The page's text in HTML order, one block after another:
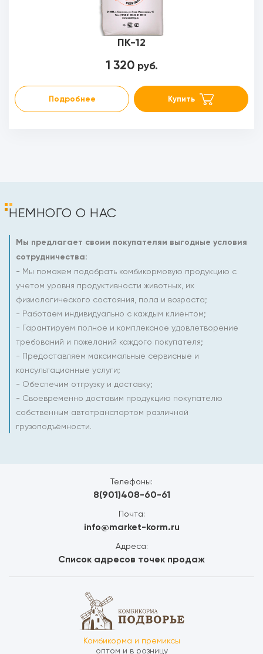
ПК-12
1 320руб.
Подробнее Купить
НЕМНОГО О НАС
Мы предлагает своим покупателям выгодные условия
сотрудничества:
- Мы поможем подобрать комбикормовую продукцию с
учетом уровня продуктивности животных, их
физиологического состояния, пола и возраста;
- Работаем индивидуально с каждым клиентом;
- Гарантируем полное и комплексное удовлетворение
требований и пожеланий каждого покупателя;
- Предоставляем максимальные сервисные и
консультационные услуги;
- Обеспечим отгрузку и доставку;
- Своевременно доставим продукцию покупателю
собственным автотранспортом различной
грузоподъёмности.
Телефоны:
8(901)408-60-61
Почта:
info@market-korm.ru
Адреса:
Список адресов точек продаж
Комбикорма и премиксы
оптом и в розницу